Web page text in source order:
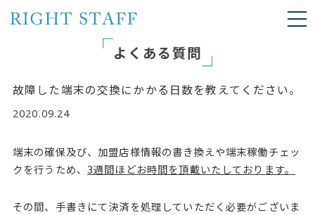
よくある質問
故障した端末の交換にかかる日数を教えてください。
2020.09.24
端末の確保及び、加盟店様情報の書き換えや端末稼働チェッ
クを行うため、 3週間ほどお時間を頂戴いたしております。
その間、手書きにて決済を処理していただく必要がございま